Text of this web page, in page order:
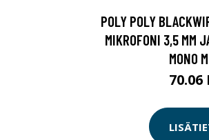
POLY POLY
MIKROFONI 3,5 MM
MONO
70.06